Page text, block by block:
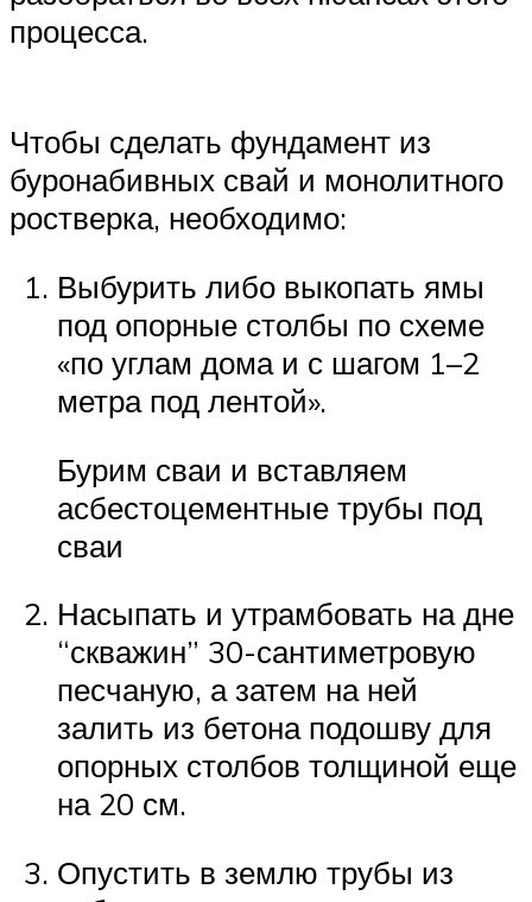
процесса.
Чтобы сделать фундамент из
буронабивных свай и монолитного
ростверка, необходимо:
Выбурить либо выкопать ямы
под опорные столбы по схеме
«по углам дома и с шагом 1–2
метра под лентой».
Бурим сваи и вставляем
асбестоцементные трубы под
сваи
Насыпать и утрамбовать на дне
“скважин” 30-сантиметровую
песчаную, а затем на ней
залить из бетона подошву для
опорных столбов толщиной еще
на 20 см.
Опустить в землю трубы из